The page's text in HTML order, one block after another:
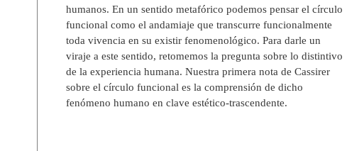
humanos. En un sentido metafórico podemos pensar el círculo
funcional como el andamiaje que transcurre funcionalmente
toda vivencia en su existir fenomenológico. Para darle un
viraje a este sentido, retomemos la pregunta sobre lo distintivo
de la experiencia humana. Nuestra primera nota de Cassirer
sobre el círculo funcional es la comprensión de dicho
fenómeno humano en clave estético-trascendente.